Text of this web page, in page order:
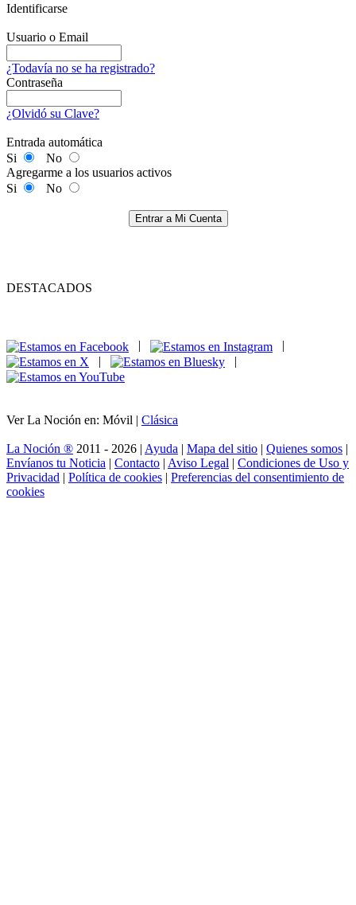
Identificarse
Usuario o Email
¿Todavía no se ha registrado?
Contraseña
¿Olvidó su Clave?
Entrada automática
Si
No
Agregarme a los usuarios activos
Si
No
Entrar a Mi Cuenta
DESTACADOS
|
|
Ver La Noción en: Móvil | Clásica
La Noción ® 2011 - 2026 | Ayuda | Mapa del sitio | Quienes somos |
Envíanos tu Noticia | Contacto | Aviso Legal | Condiciones de Uso y
Privacidad | Política de cookies | Preferencias del consentimiento de
cookies